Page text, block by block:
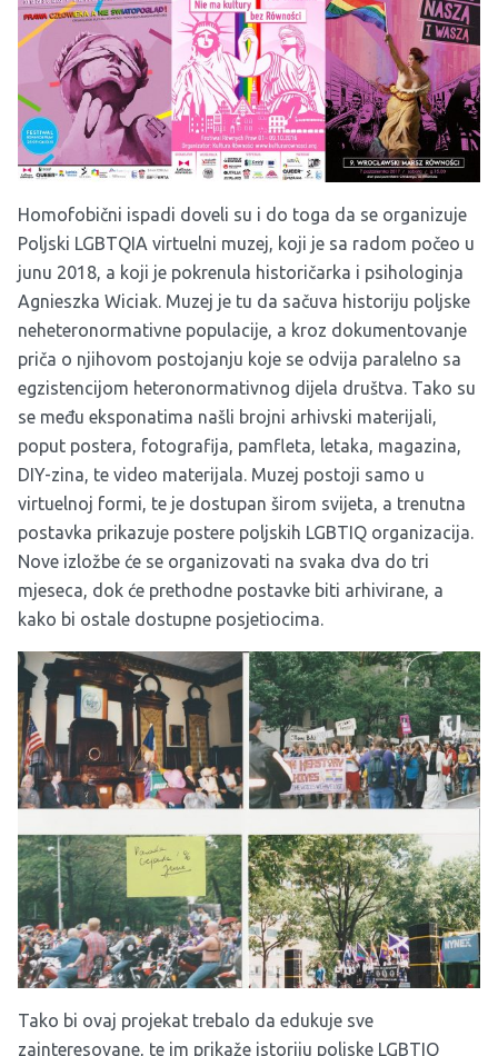
Homofobični ispadi doveli su i do toga da se organizuje
Poljski LGBTQIA virtuelni muzej, koji je sa radom počeo u
junu 2018, a koji je pokrenula historičarka i psihologinja
Agnieszka Wiciak. Muzej je tu da sačuva historiju poljske
neheteronormativne populacije, a kroz dokumentovanje
priča o njihovom postojanju koje se odvija paralelno sa
egzistencijom heteronormativnog dijela društva. Tako su
se među eksponatima našli brojni arhivski materijali,
poput postera, fotografija, pamfleta, letaka, magazina,
DIY-zina, te video materijala. Muzej postoji samo u
virtuelnoj formi, te je dostupan širom svijeta, a trenutna
postavka prikazuje postere poljskih LGBTIQ organizacija.
Nove izložbe će se organizovati na svaka dva do tri
mjeseca, dok će prethodne postavke biti arhivirane, a
kako bi ostale dostupne posjetiocima.
Tako bi ovaj projekat trebalo da edukuje sve
zainteresovane, te im prikaže istoriju poljske LGBTIQ